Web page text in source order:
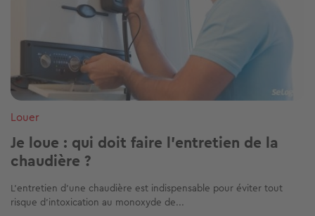
Louer
Je loue : qui doit faire l'entretien de la
chaudière ?
L’entretien d’une chaudière est indispensable pour éviter tout
risque d’intoxication au monoxyde de...